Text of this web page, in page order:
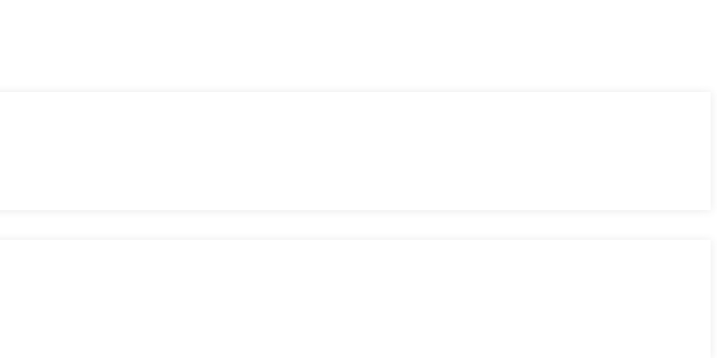
sans complications.
du marché.
des plateformes et des dApps.